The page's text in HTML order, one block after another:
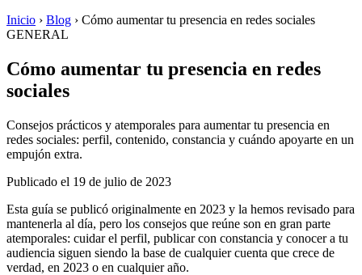
Inicio › Blog › Cómo aumentar tu presencia en redes sociales
GENERAL
Cómo aumentar tu presencia en redes
sociales
Consejos prácticos y atemporales para aumentar tu presencia en
redes sociales: perfil, contenido, constancia y cuándo apoyarte en un
empujón extra.
Publicado el 19 de julio de 2023
Esta guía se publicó originalmente en 2023 y la hemos revisado para
mantenerla al día, pero los consejos que reúne son en gran parte
atemporales: cuidar el perfil, publicar con constancia y conocer a tu
audiencia siguen siendo la base de cualquier cuenta que crece de
verdad, en 2023 o en cualquier año.